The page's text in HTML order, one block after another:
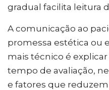
gradual facilita leitura
A comunicação ao
promessa estética ou
mais técnico é
tempo de avaliação,
e fatores que